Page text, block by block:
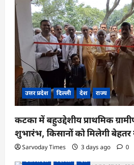
उत्तर प्रदेश दिल्ली देश राज्य
कटका में बहुउद्देशीय प्राथमिक
शुभारंभ, किसानों को मिलेगी बेहतर
Sarvoday Times 3 days ago
0
उत्तर प्रदेश
दिल्ली देश